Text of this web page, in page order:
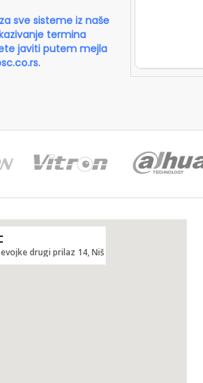
sve sisteme iz naše
termina
javiti putem mejla
.
drugi prilaz 14, Niš